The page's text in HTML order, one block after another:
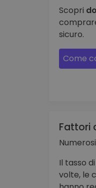
Scopri
sicuro.
Come
Fattori
Il tasso
volte, le